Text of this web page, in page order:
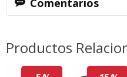
Comentarios
Productos